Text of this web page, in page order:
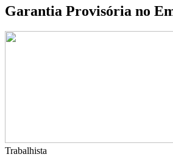
Garantia Provisória no
Trabalhista